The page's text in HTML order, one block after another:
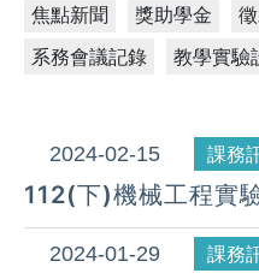
焦點新聞
獎助學金
系務會議記錄
教學實驗
2024-02-15 課務
112(下)機械工程實
2024-01-29 課務